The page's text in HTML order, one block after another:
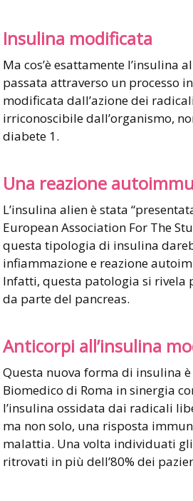
Insulina modificata
Ma cos’è esattamente l’insulina
passata attraverso un processo
modificata dall’azione dei
irriconoscibile dall’organismo,
diabete 1.
Una reazione
L’insulina alien è stata
European Association For The
questa tipologia di insulina
infiammazione e reazione
Infatti, questa patologia si rivela
da parte del pancreas.
Anticorpi all’insulina
Questa nuova forma di insulina
Biomedico di Roma in sinergia
l’insulina ossidata dai radicali
ma non solo, una risposta
malattia. Una volta individuati
ritrovati in più dell’80% dei